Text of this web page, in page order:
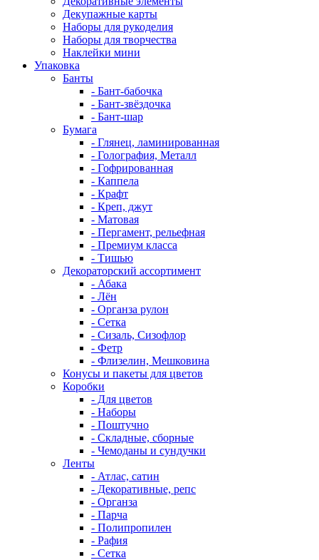
Декупажные карты
Наборы для рукоделия
Наборы для творчества
Наклейки мини
Упаковка
Банты
- Бант-бабочка
- Бант-звёздочка
- Бант-шар
Бумага
- Глянец, ламинированная
- Голография, Металл
- Гофрированная
- Каппела
- Крафт
- Креп, джут
- Матовая
- Пергамент, рельефная
- Премиум класса
- Тишью
Декораторский ассортимент
- Абака
- Лён
- Органза рулон
- Сетка
- Сизаль, Сизофлор
- Фетр
- Флизелин, Мешковина
Конусы и пакеты для цветов
Коробки
- Для цветов
- Наборы
- Поштучно
- Складные, сборные
- Чемоданы и сундучки
Ленты
- Атлас, сатин
- Декоративные, репс
- Органза
- Парча
- Полипропилен
- Рафия
- Сетка